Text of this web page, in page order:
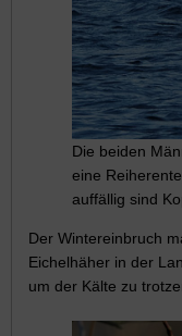
Die beiden
eine
auffällig sind
Der Wintereinbruch
Eichelhäher in der
um der Kälte zu